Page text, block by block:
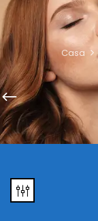
Casa